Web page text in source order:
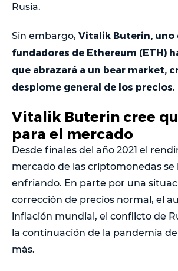
Rusia.
Sin embargo, Vitalik Buterin, uno
fundadores de Ethereum (ETH)
que abrazará a un bear market,
desplome general de los precios.
Vitalik Buterin cree
para el mercado
Desde finales del año 2021 el
mercado de las criptomonedas se
enfriando. En parte por una
corrección de precios normal, el
inflación mundial, el conflicto de
la continuación de la pandemia
más.